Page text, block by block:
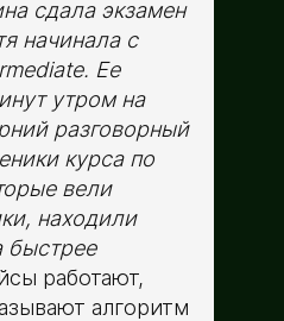
сдала экзамен
начинала с
Ее
утром на
разговорный
курса по
вели
находили
быстрее
работают,
алгоритм